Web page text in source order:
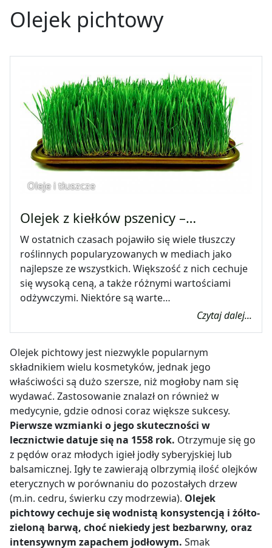
Olejek pichtowy
Oleje i tłuszcze
Olejek z kiełków pszenicy –…
W ostatnich czasach pojawiło się wiele tłuszczy
roślinnych popularyzowanych w mediach jako
najlepsze ze wszystkich. Większość z nich cechuje
się wysoką ceną, a także różnymi wartościami
odżywczymi. Niektóre są warte…
Czytaj dalej...
Olejek pichtowy jest niezwykle popularnym
składnikiem wielu kosmetyków, jednak jego
właściwości są dużo szersze, niż mogłoby nam się
wydawać. Zastosowanie znalazł on również w
medycynie, gdzie odnosi coraz większe sukcesy.
Pierwsze wzmianki o jego skuteczności w
lecznictwie datuje się na 1558 rok. Otrzymuje się go
z pędów oraz młodych igieł jodły syberyjskiej lub
balsamicznej. Igły te zawierają olbrzymią ilość olejków
eterycznych w porównaniu do pozostałych drzew
(m.in. cedru, świerku czy modrzewia). Olejek
pichtowy cechuje się wodnistą konsystencją i żółto-
zieloną barwą, choć niekiedy jest bezbarwny, oraz
intensywnym zapachem jodłowym. Smak